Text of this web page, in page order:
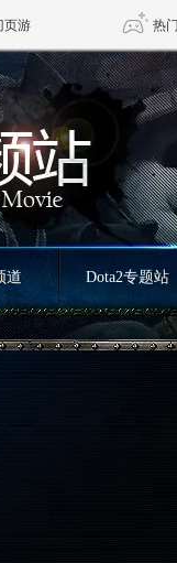
页游 热
魔兽
天堂 剑网3旗舰版 新天
与自由 仙
道 Dota2专题站